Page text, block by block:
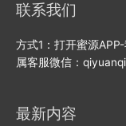
联系我们
方式1：打开蜜源
属客服微信：
最新内容